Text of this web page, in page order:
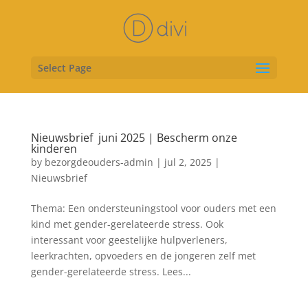
Select Page
Nieuwsbrief juni 2025 | Bescherm onze
kinderen
by bezorgdeouders-admin | jul 2, 2025|
Nieuwsbrief
Thema: Een ondersteuningstool voor ouders met een
kind met gender-gerelateerde stress. Ook
interessant voor geestelijke hulpverleners,
leerkrachten, opvoeders en de jongeren zelf met
gender-gerelateerde stress. Lees...